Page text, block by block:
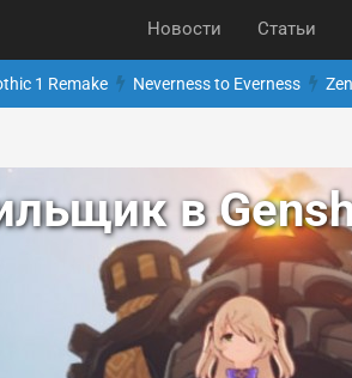
Новости Статьи
1 Remake Neverness to Everness
в